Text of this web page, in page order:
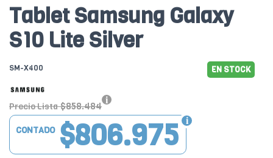
Tablet Samsung Galaxy
S10 Lite Silver
SM-X400 EN STOCK
Precio Lista $858.484
$806.975
CONTADO